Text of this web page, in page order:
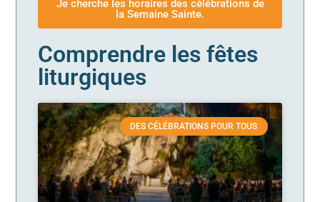
Je cherche les horaires des célébrations de
la Semaine Sainte.
Comprendre les fêtes
liturgiques
DES CÉLÉBRATIONS POUR TOUS